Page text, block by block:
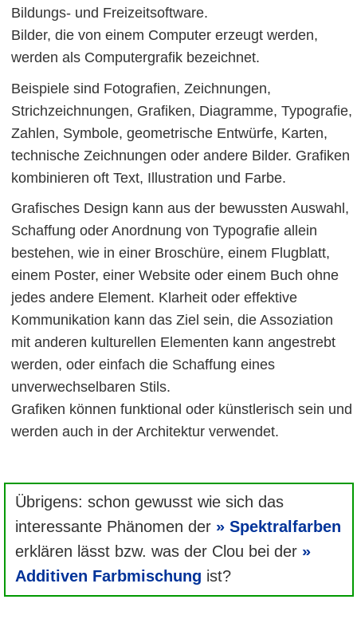
Bildungs- und Freizeitsoftware.
Bilder, die von einem Computer erzeugt werden,
werden als Computergrafik bezeichnet.
Beispiele sind Fotografien, Zeichnungen,
Strichzeichnungen, Grafiken, Diagramme, Typografie,
Zahlen, Symbole, geometrische Entwürfe, Karten,
technische Zeichnungen oder andere Bilder. Grafiken
kombinieren oft Text, Illustration und Farbe.
Grafisches Design kann aus der bewussten Auswahl,
Schaffung oder Anordnung von Typografie allein
bestehen, wie in einer Broschüre, einem Flugblatt,
einem Poster, einer Website oder einem Buch ohne
jedes andere Element. Klarheit oder effektive
Kommunikation kann das Ziel sein, die Assoziation
mit anderen kulturellen Elementen kann angestrebt
werden, oder einfach die Schaffung eines
unverwechselbaren Stils.
Grafiken können funktional oder künstlerisch sein und
werden auch in der Architektur verwendet.
Übrigens: schon gewusst wie sich das
interessante Phänomen der
Spektralfarben
erklären lässt bzw. was der Clou bei der
Additiven Farbmischung ist?